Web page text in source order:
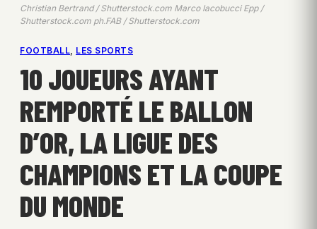
Christian Bertrand / Shutterstock.com Marco Iacobucci Epp /
Shutterstock.com ph.FAB / Shutterstock.com
FOOTBALL, LES SPORTS
10 JOUEURS AYANT
REMPORTÉ LE BALLON
D’OR, LA LIGUE DES
CHAMPIONS ET LA COUPE
DU MONDE